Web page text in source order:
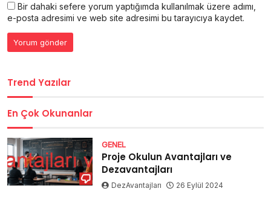
Bir dahaki sefere yorum yaptığımda kullanılmak üzere adımı,
e-posta adresimi ve web site adresimi bu tarayıcıya kaydet.
Trend Yazılar
En Çok Okunanlar
GENEL
Proje Okulun Avantajları ve
Dezavantajları
DezAvantajları 26 Eylül 2024